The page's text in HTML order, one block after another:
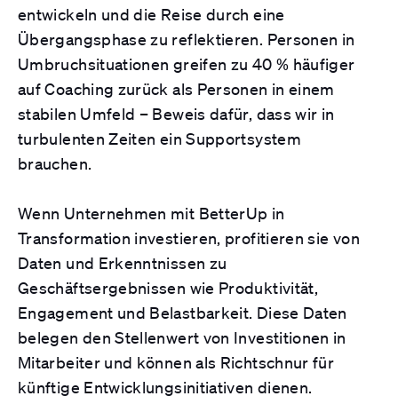
entwickeln und die Reise durch eine
Übergangsphase zu reflektieren. Personen in
Umbruchsituationen greifen zu 40 % häufiger
auf Coaching zurück als Personen in einem
stabilen Umfeld – Beweis dafür, dass wir in
turbulenten Zeiten ein Supportsystem
brauchen.
Wenn Unternehmen mit BetterUp in
Transformation investieren, profitieren sie von
Daten und Erkenntnissen zu
Geschäftsergebnissen wie Produktivität,
Engagement und Belastbarkeit. Diese Daten
belegen den Stellenwert von Investitionen in
Mitarbeiter und können als Richtschnur für
künftige Entwicklungsinitiativen dienen.